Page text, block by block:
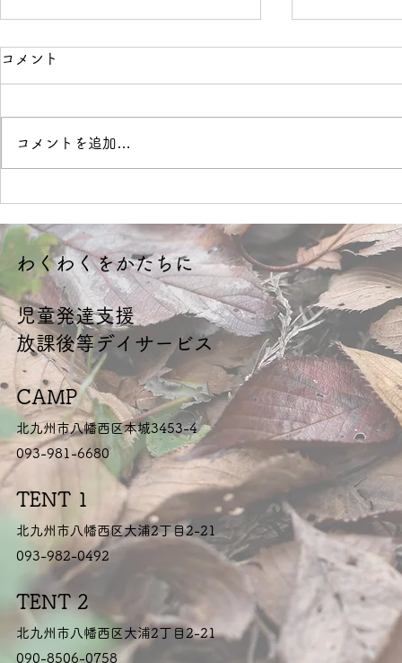
コメント
コメントを追加…
​児童発達支援
放課後等デイサービス
CAMP
北九州市八幡西区本城3453-4
093-981-6680
​わくわくをかたちに
TENT 1
北九州市八幡西区大浦2丁目2-21
093-982-0492
TENT 2
北九州市八幡西区大浦2丁目2-21
090-8506-0758